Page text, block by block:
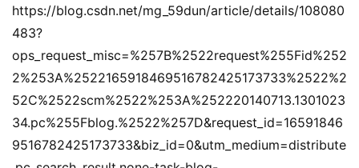
公
告
https://blog.csdn.net/mg_59dun/article/details/108080
483?
ops_request_misc=%257B%2522request%255Fid%252
2%253A%2522165918469516782425173733%2522%2
52C%2522scm%2522%253A%252220140713.1301023
34.pc%255Fblog.%2522%257D&request_id=16591846
9516782425173733&biz_id=0&utm_medium=distribute